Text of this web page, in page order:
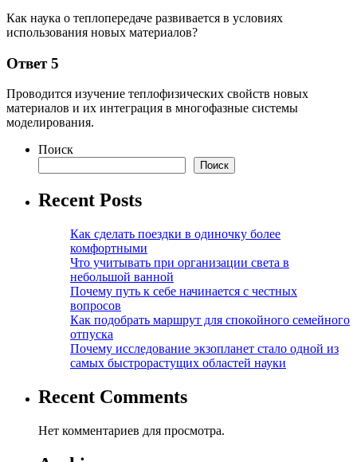
Как наука о теплопередаче развивается в условиях
использования новых материалов?
Ответ 5
Проводится изучение теплофизических свойств новых
материалов и их интеграция в многофазные системы
моделирования.
Поиск
Поиск
Recent Posts
Как сделать поездки в одиночку более
комфортными
Что учитывать при организации света в
небольшой ванной
Почему путь к себе начинается с честных
вопросов
Как подобрать маршрут для спокойного семейного
отпуска
Почему исследование экзопланет стало одной из
самых быстрорастущих областей науки
Recent Comments
Нет комментариев для просмотра.